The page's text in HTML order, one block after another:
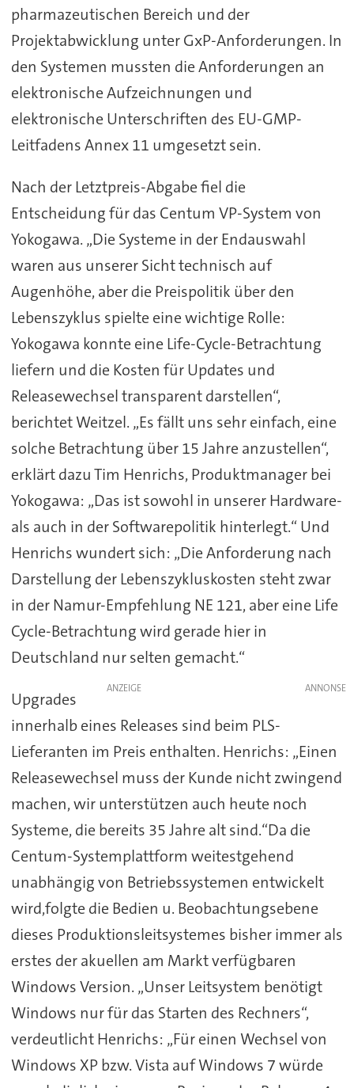
pharmazeutischen Bereich und der
Projektabwicklung unter GxP-Anforderungen. In
den Systemen mussten die Anforderungen an
elektronische Aufzeichnungen und
elektronische Unterschriften des EU-GMP-
Leitfadens Annex 11 umgesetzt sein.
Nach der Letztpreis-Abgabe fiel die
Entscheidung für das Centum VP-System von
Yokogawa. „Die Systeme in der Endauswahl
waren aus unserer Sicht technisch auf
Augenhöhe, aber die Preispolitik über den
Lebenszyklus spielte eine wichtige Rolle:
Yokogawa konnte eine Life-Cycle-Betrachtung
liefern und die Kosten für Updates und
Releasewechsel transparent darstellen“,
berichtet Weitzel. „Es fällt uns sehr einfach, eine
solche Betrachtung über 15 Jahre anzustellen“,
erklärt dazu Tim Henrichs, Produktmanager bei
Yokogawa: „Das ist sowohl in unserer Hardware-
als auch in der Softwarepolitik hinterlegt.“ Und
Henrichs wundert sich: „Die Anforderung nach
Darstellung der Lebenszykluskosten steht zwar
in der Namur-Empfehlung NE 121, aber eine Life
Cycle-Betrachtung wird gerade hier in
Deutschland nur selten gemacht.“
ANZEIGE
Upgrades
innerhalb eines Releases sind beim PLS-
Lieferanten im Preis enthalten. Henrichs: „Einen
Releasewechsel muss der Kunde nicht zwingend
machen, wir unterstützen auch heute noch
Systeme, die bereits 35 Jahre alt sind.“Da die
Centum-Systemplattform weitestgehend
unabhängig von Betriebssystemen entwickelt
wird,folgte die Bedien u. Beobachtungsebene
dieses Produktionsleitsystemes bisher immer als
erstes der akuellen am Markt verfügbaren
Windows Version. „Unser Leitsystem benötigt
Windows nur für das Starten des Rechners“,
verdeutlicht Henrichs: „Für einen Wechsel von
Windows XP bzw. Vista auf Windows 7 würde